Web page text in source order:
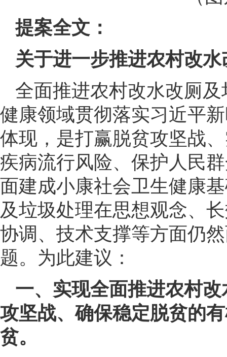
提案全文：
关于进一步推进农村改
全面推进农村改水改厕
健康领域贯彻落实习近平
体现，是打赢脱贫攻坚战
疾病流行风险、保护人民
面建成小康社会卫生健康
及垃圾处理在思想观念、
协调、技术支撑等方面仍
题。为此建议：
一、实现全面推进农村
攻坚战、确保稳定脱贫的
贫。